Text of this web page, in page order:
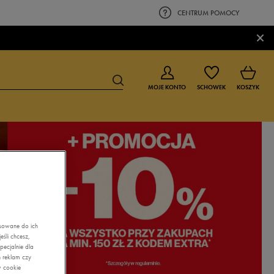
CENTRUM POMOCY
×
BUTY DLA CHŁOPCA
9-16 lat
BUTY DLA DZIEWCZYNKI
0-4 lat
4-8 lat
9-16 lat
MOJE KONTO SCHOWEK KOSZYK
do ich
chcesz,
dla
reklam czy
cookie